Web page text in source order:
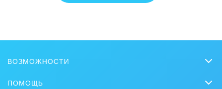
ВОЗМОЖНОСТИ
ПОМОЩЬ